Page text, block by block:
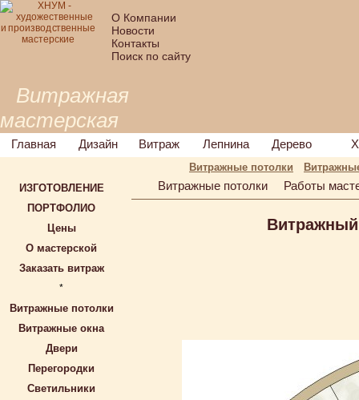
О Компании
Новости
Контакты
Поиск по сайту
Витражная
мастерская
Главная Дизайн Витраж Лепнина Дерево
Витражные потолки
ИЗГОТОВЛЕНИЕ
ПОРТФОЛИО
Цены
О мастерской
Заказать витраж
*
Витражные потолки
Витражные окна
Двери
Перегородки
Светильники
Витражные потолки Работы